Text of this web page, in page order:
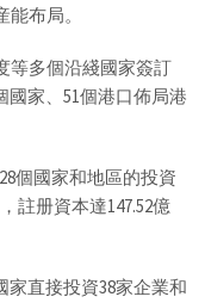
布局。
等多個沿綫國家簽訂
國家、51個港口佈局港
個國家和地區的投資
註册資本達147.52億
家直接投資38家企業和